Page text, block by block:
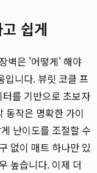
쉽게
벽은 '어떻게' 해야
입니다. 뷰릿 코클 프
를 기반으로 초보자
동작은 명확한 가이
난이도를 조절할 수
없이 매트 하나만 있
높습니다. 이제 더